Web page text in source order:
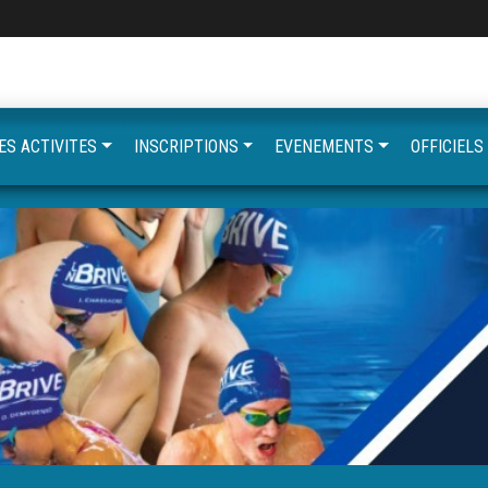
ACTIVITES INSCRIPTIONS EVENEMENTS OFFICIELS